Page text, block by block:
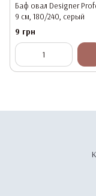
Баф овал Designer
9 см, 180/240, серый
9 грн